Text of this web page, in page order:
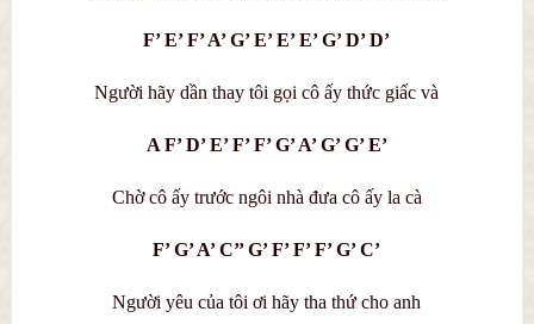
F’ E’ F’ A’ G’ E’ E’ E’ G’ D’ D’
Người hãy dần thay tôi gọi cô ấy thức giấc và
A F’ D’ E’ F’ F’ G’ A’ G’ G’ E’
Chờ cô ấy trước ngôi nhà đưa cô ấy la cà
F’ G’ A’ C’’ G’ F’ F’ F’ G’ C’
Người yêu của tôi ơi hãy tha thứ cho anh